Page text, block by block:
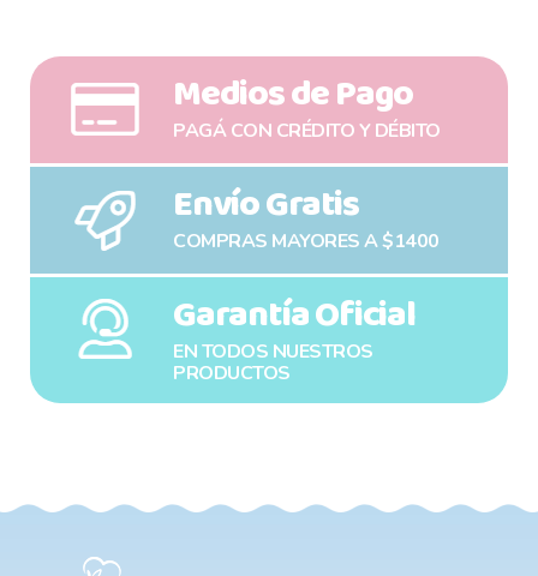
Medios de Pago
PAGÁ CON CRÉDITO Y DÉBITO
Envío Gratis
COMPRAS MAYORES A $1400
Garantía Oficial
EN TODOS NUESTROS
PRODUCTOS